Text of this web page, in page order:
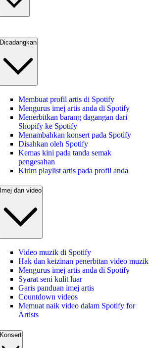
Dicadangkan
Membuat profil artis di Spotify
Mengurus imej artis anda di Spotify
Menerbitkan barang dagangan dari
Shopify ke Spotify
Menambahkan konsert pada Spotify
Disahkan oleh Spotify
Kemas kini pada tanda semak
pengesahan
Kirim playlist artis pada profil anda
Imej dan video
Video muzik di Spotify
Hak dan keizinan penerbitan video muzik
Mengurus imej artis anda di Spotify
Syarat seni kulit luar
Garis panduan imej artis
Countdown videos
Memuat naik video dalam Spotify for
Artists
Konsert